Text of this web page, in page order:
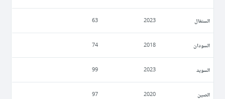
السنغال 2023
63
السودان 2018
74
السويد 2023
99
الصين 2020
97